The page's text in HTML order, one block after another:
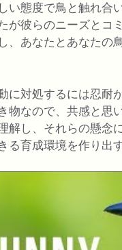
態度で鳥と触れ合
が彼らのニーズとコ
、あなたとあなたの
に対処するには忍耐
物なので、共感と思
解し、それらの懸念
育成環境を作り出